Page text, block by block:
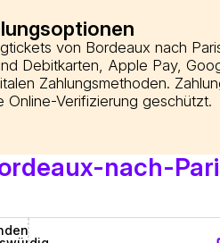
von Bordeaux nach
Debitkarten, Apple Pay,
Zahlungsmethoden.
Online-Verifizierung geschützt.
nach-